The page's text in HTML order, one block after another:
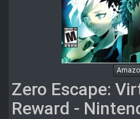
Zero Escape:
Reward -